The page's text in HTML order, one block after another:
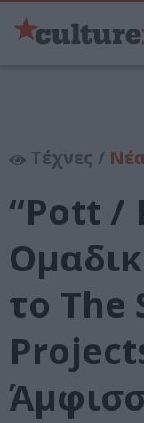
Τέχνες /
“Pott /
το The